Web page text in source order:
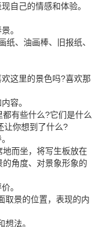
己的情感和体验。
。
、油画棒、旧报纸、
这里的景色吗?喜欢那
容。
有些什么?它们是什么
让你想到了什么?
而坐，将写生板放在
角度、对景象形象的
。
景的位置，表现的内
法。